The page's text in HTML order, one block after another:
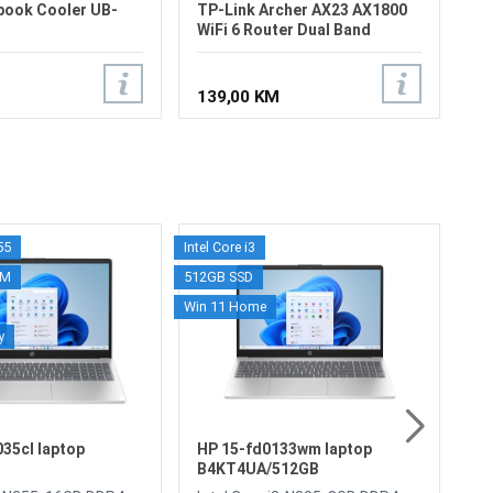
Cooler UB-
TP-Link Archer AX23 AX1800
WiFi 6 Router Dual Band
139,00 KM
laptop
Intel Core i3
512GB SSD
Win 11 Home
HP 15-fd0133wm laptop
B4KT4UA/512GB